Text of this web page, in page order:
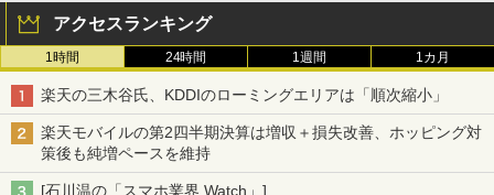
アクセスランキング
1時間 24時間 1週間 1カ月
楽天の三木谷氏、KDDIのローミングエリアは「順次縮小」
楽天モバイルの第2四半期決算は増収＋損失改善、ホッピング対
策後も純増ペースを維持
[石川温の「スマホ業界 Watch」]